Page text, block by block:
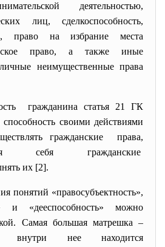
деятельностью,
лиц, сделкоспособность,
право на избрание места
право, а также иные
неимущественные права
гражданина статья 21 ГК
своими действиями
гражданские права,
себя гражданские
их [2].
понятий «правосубъектность»,
и «дееспособность» можно
Самая большая матрешка –
внутри нее находится